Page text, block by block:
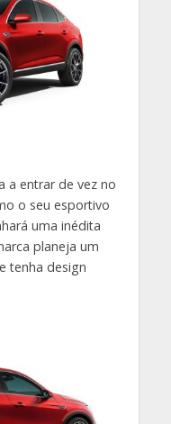
a entrar de vez no
o seu esportivo
uma inédita
planeja um
tenha design